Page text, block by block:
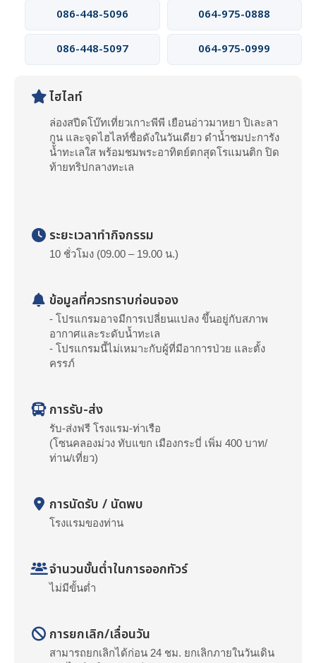
086-448-5096 064-975-0888
086-448-5097 064-975-0999
ไฮไลท์
ล่องสปีดโบ๊ทเที่ยวเกาะพีพี เยือนอ่าวมาหยา ปิเละลา
กูน และจุดไฮไลท์ชื่อดังในวันเดียว ดำน้ำชมปะการัง
น้ำทะเลใส พร้อมชมพระอาทิตย์ตกสุดโรแมนติก ปิด
ท้ายทริปกลางทะเล
ระยะเวลาทำกิจกรรม
10 ชั่วโมง (09.00 – 19.00 น.)
ข้อมูลที่ควรทราบก่อนจอง
- โปรแกรมอาจมีการเปลี่ยนแปลง ขึ้นอยู่กับสภาพ
อากาศและระดับน้ำทะเล
- โปรแกรมนี้ไม่เหมาะกับผู้ที่มีอาการป่วย และตั้ง
ครรภ์
การรับ-ส่ง
รับ-ส่งฟรี โรงแรม-ท่าเรือ
(โซนคลองม่วง ทับแขก เมืองกระบี่ เพิ่ม 400 บาท/
ท่าน/เที่ยว)
การนัดรับ / นัดพบ
โรงแรมของท่าน
จำนวนขั้นต่ำในการออกทัวร์
ไม่มีขั้นต่ำ
การยกเลิก/เลื่อนวัน
สามารถยกเลิกได้ก่อน 24 ชม. ยกเลิกภายในวันเดิน